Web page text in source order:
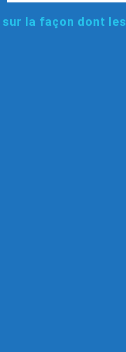
sur la façon dont les